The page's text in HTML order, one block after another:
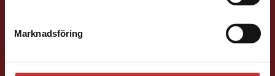
Marknadsföring